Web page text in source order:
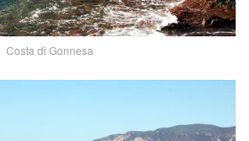
Costa di Gonnesa